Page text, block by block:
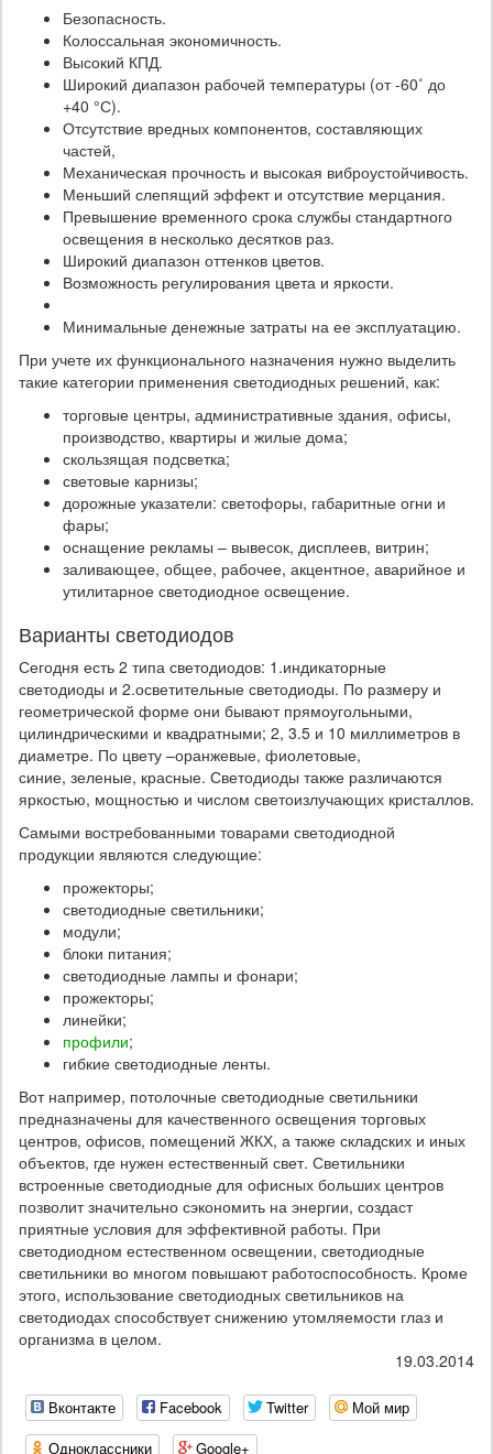
Безопасность.
Колоссальная экономичность.
Высокий КПД.
Широкий диапазон рабочей температуры (от -60˚ до
+40 °С).
Отсутствие вредных компонентов, составляющих
частей,
Механическая прочность и высокая виброустойчивость.
Меньший слепящий эффект и отсутствие мерцания.
Превышение временного срока службы стандартного
освещения в несколько десятков раз.
Широкий диапазон оттенков цветов.
Возможность регулирования цвета и яркости.
Минимальные денежные затраты на ее эксплуатацию.
При учете их функционального назначения нужно выделить
такие категории применения светодиодных решений, как:
торговые центры, административные здания, офисы,
производство, квартиры и жилые дома;
скользящая подсветка;
световые карнизы;
дорожные указатели: светофоры, габаритные огни и
фары;
оснащение рекламы – вывесок, дисплеев, витрин;
заливающее, общее, рабочее, акцентное, аварийное и
утилитарное светодиодное освещение.
Варианты светодиодов
Сегодня есть 2 типа светодиодов: 1.индикаторные
светодиоды и 2.осветительные светодиоды. По размеру и
геометрической форме они бывают прямоугольными,
цилиндрическими и квадратными; 2, 3.5 и 10 миллиметров в
диаметре. По цвету –оранжевые, фиолетовые,
синие, зеленые, красные. Светодиоды также различаются
яркостью, мощностью и числом светоизлучающих кристаллов.
Самыми востребованными товарами светодиодной
продукции являются следующие:
прожекторы;
светодиодные светильники;
модули;
блоки питания;
светодиодные лампы и фонари;
прожекторы;
линейки;
профили;
гибкие светодиодные ленты.
Вот например, потолочные светодиодные светильники
предназначены для качественного освещения торговых
центров, офисов, помещений ЖКХ, а также складских и иных
объектов, где нужен естественный свет. Светильники
встроенные светодиодные для офисных больших центров
позволит значительно сэкономить на энергии, создаст
приятные условия для эффективной работы. При
светодиодном естественном освещении, светодиодные
светильники во многом повышают работоспособность. Кроме
этого, использование светодиодных светильников на
светодиодах способствует снижению утомляемости глаз и
организма в целом.
19.03.2014
Вконтакте Facebook Twitter
Мой мир
Одноклассники
Google+